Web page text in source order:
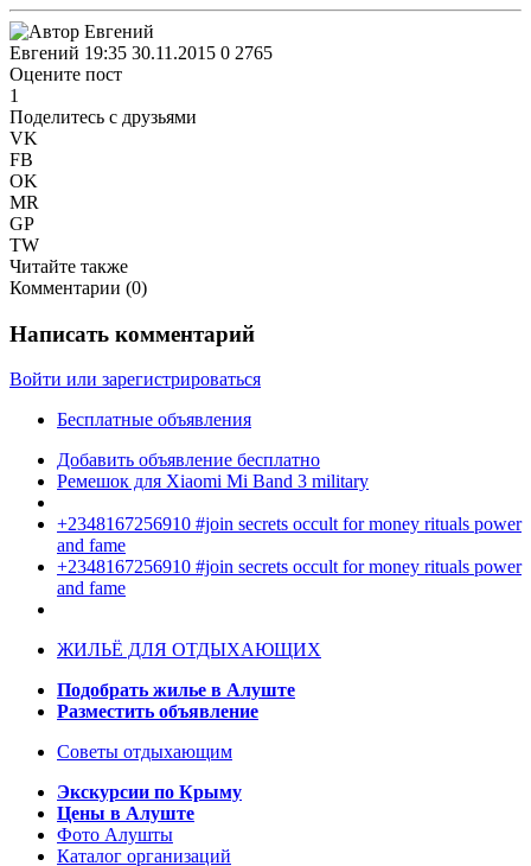
Евгений 19:35 30.11.2015 0 2765
Оцените пост
1
Поделитесь с друзьями
VK
FB
OK
MR
GP
TW
Читайте также
Комментарии (0)
Написать комментарий
Войти или зарегистрироваться
Бесплатные объявления
Добавить объявление бесплатно
Ремешок для Xiaomi Mi Band 3 military
+2348167256910 #join secrets occult for money rituals power
and fame
+2348167256910 #join secrets occult for money rituals power
and fame
ЖИЛЬЁ ДЛЯ ОТДЫХАЮЩИХ
Подобрать жилье в Алуште
Разместить объявление
Советы отдыхающим
Экскурсии по Крыму
Цены в Алуште
Фото Алушты
Каталог организаций